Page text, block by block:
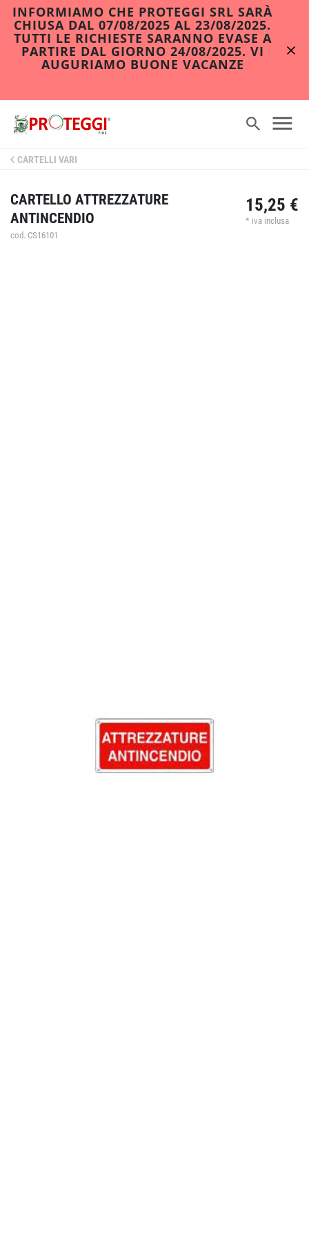
INFORMIAMO CHE PROTEGGI SRL SARÀ
CHIUSA DAL 07/08/2025 AL 23/08/2025.
TUTTI LE RICHIESTE SARANNO EVASE A
PARTIRE DAL GIORNO 24/08/2025. VI
AUGURIAMO BUONE VACANZE
CARTELLI VARI
CARTELLO ATTREZZATURE
ANTINCENDIO
cod. CS16101
15,25 €
* iva inclusa